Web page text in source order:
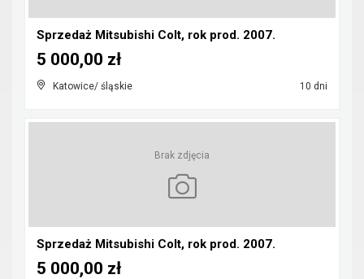
Sprzedaż Mitsubishi Colt, rok prod. 2007.
Katowice/ śląskie 10 dni
5 000,00 zł
Brak zdjęcia
Sprzedaż Mitsubishi Colt, rok prod. 2007.
5 000,00 zł